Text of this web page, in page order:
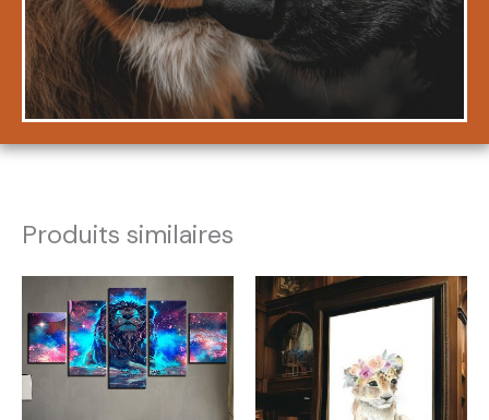
Produits similaires
de
prix :
23,99€
à
248,99€
Plage
de
prix :
23,99€
38,99€